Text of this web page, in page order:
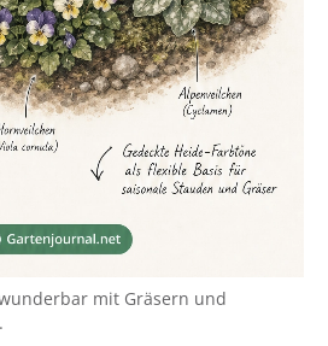
mit Gräsern und
.